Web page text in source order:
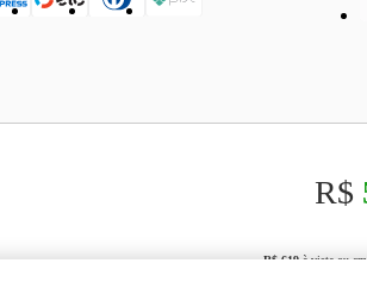
R$
R$ 619 à vista ou
válidos exclusivamente para compras
os preços e condições comerciais